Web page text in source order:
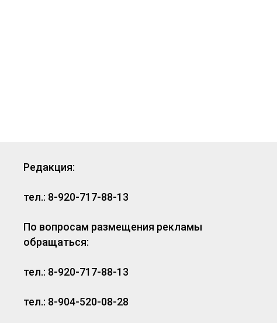
Редакция:
тел.: 8-920-717-88-13
По вопросам размещения рекламы
обращаться:
тел.: 8-920-717-88-13
тел.: 8-904-520-08-28